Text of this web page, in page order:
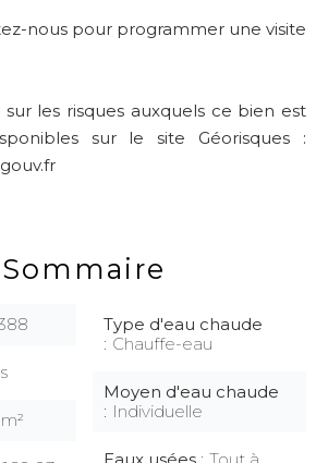
nous pour programmer une visite
sur les risques auxquels ce bien est
sur le site Géorisques :
Sommaire
Type d'eau chaude
Chauffe-eau
Moyen d'eau chaude
Individuelle